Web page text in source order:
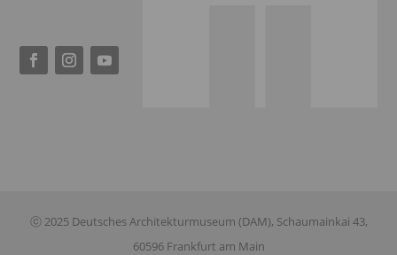
ⓒ 2025 Deutsches Architekturmuseum (DAM), Schaumainkai 43,
60596 Frankfurt am Main